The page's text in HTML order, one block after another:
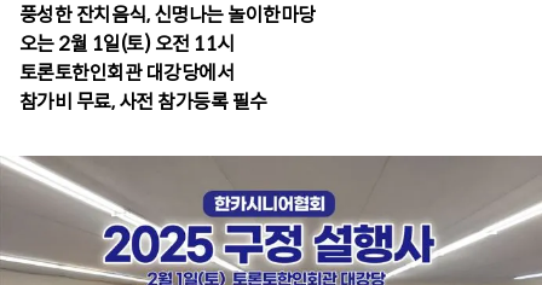
풍성한 잔치음식, 신명나는 놀이한마당
오는 2월 1일(토) 오전 11시
토론토한인회관 대강당에서
참가비 무료, 사전 참가등록 필수